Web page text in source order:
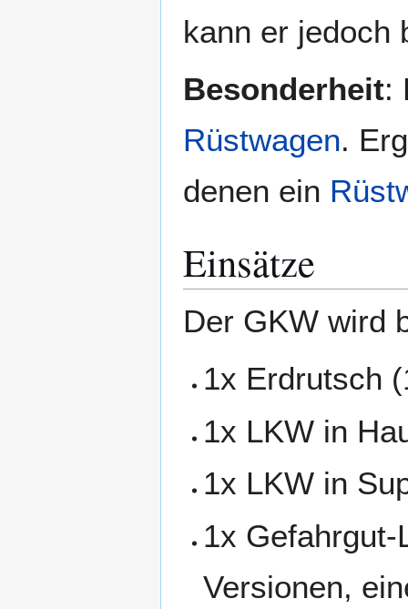
kann er jedoch
Besonderheit:
Rüstwagen.
denen ein
Einsätze
Der GKW wird
1x Erdrutsch
1x LKW in
1x LKW in
1x
Versionen,